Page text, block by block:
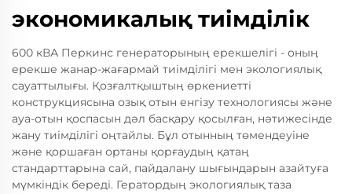
экономикалық тиімділік
600 кВА Перкинс генераторының ерекшелігі - оның
ерекше жанар-жағармай тиімділігі мен экологиялық
сауаттылығы. Қозғалтқыштың өркениетті
конструкциясына озық отын енгізу технологиясы және
ауа-отын қоспасын дәл басқару қосылған, нәтижесінде
жану тиімділігі оңтайлы. Бұл отынның төмендеуіне
және қоршаған ортаны қорғаудың қатаң
стандарттарына сай, пайдалану шығындарын азайтуға
мүмкіндік береді. Гератордың экологиялық таза